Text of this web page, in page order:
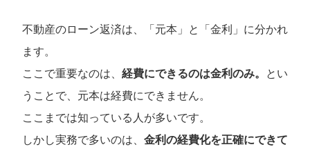
不動産のローン返済は、「元本」と「金利」に分かれ
ます。
ここで重要なのは、 経費にできるのは金利のみ。
とい
うことで、元本は経費にできません。
ここまでは知っている人が多いです。
しかし実務で多いのは、 金利の経費化を正確にできて